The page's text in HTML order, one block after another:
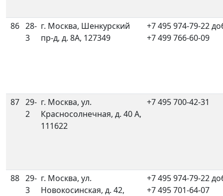
86 28-
3
г. Москва, Шенкурский
пр-д, д. 8А, 127349
+7 495 974-79-22
+7 499 766-60-09
87 29-
2
г. Москва, ул.
Красносолнечная, д. 40 А,
111622
+7 495 700-42-31
88 29-
3
г. Москва, ул.
Новокосинская, д. 42,
+7 495 974-79-22
+7 495 701-64-07